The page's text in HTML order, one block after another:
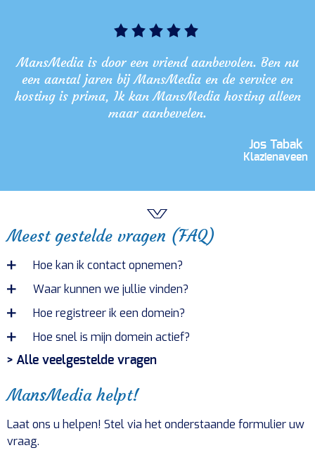
MansMedia is door een vriend aanbevolen. Ben nu
een aantal jaren bij MansMedia en de service en
hosting is prima, Ik kan MansMedia hosting alleen
maar aanbevelen.
Jos Tabak
Klazienaveen
Meest gestelde vragen (FAQ)
Hoe kan ik contact opnemen?
Waar kunnen we jullie vinden?
Hoe registreer ik een domein?
Hoe snel is mijn domein actief?
> Alle veelgestelde vragen
MansMedia helpt!
Laat ons u helpen! Stel via het onderstaande formulier uw
vraag.